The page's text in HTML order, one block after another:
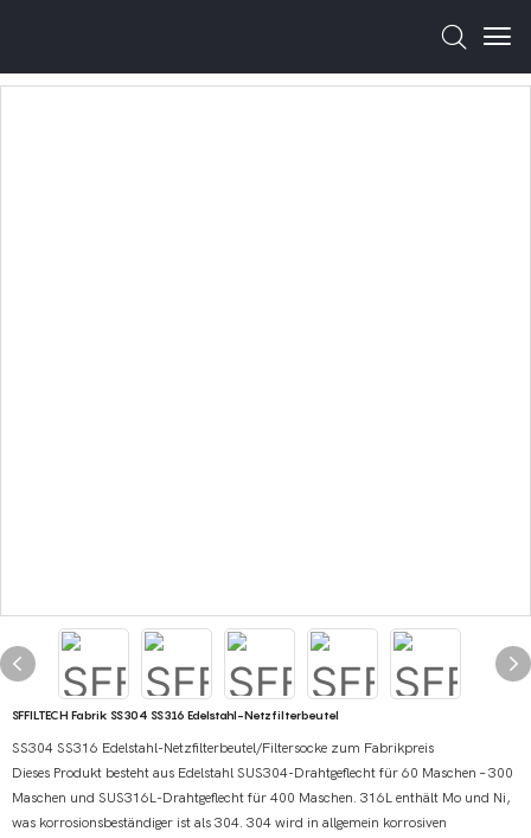
SFFILTECH Fabrik SS304 SS316 Edelstahl-Netzfilterbeutel
SS304 SS316 Edelstahl-Netzfilterbeutel/Filtersocke zum Fabrikpreis
Dieses Produkt besteht aus Edelstahl SUS304-Drahtgeflecht für 60 Maschen – 300
Maschen und SUS316L-Drahtgeflecht für 400 Maschen. 316L enthält Mo und Ni,
was korrosionsbeständiger ist als 304. 304 wird in allgemein korrosiven